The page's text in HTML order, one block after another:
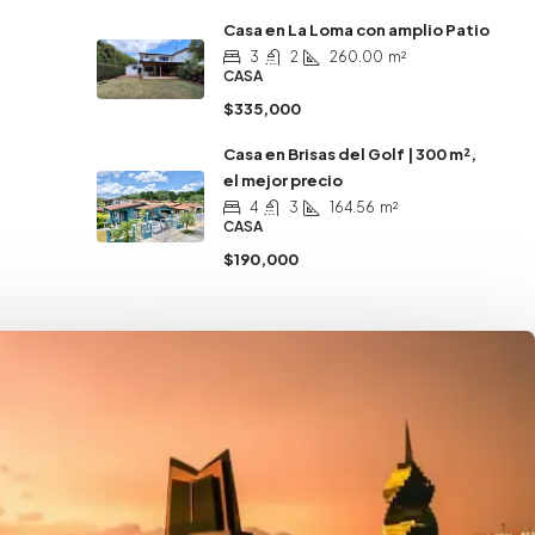
Casa en La Loma con amplio Patio
3 2 260.00 m²
CASA
$335,000
Casa en Brisas del Golf | 300 m²,
el mejor precio
4 3 164.56 m²
CASA
$190,000